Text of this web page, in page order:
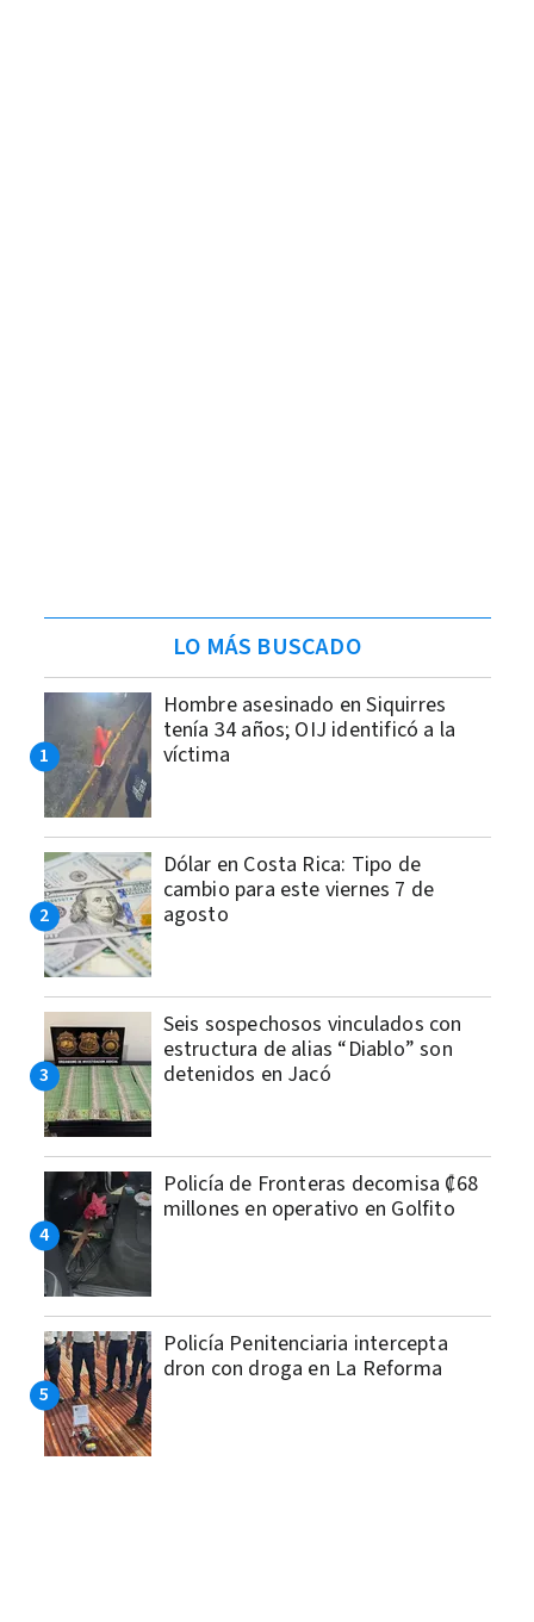
LO MÁS BUSCADO
Hombre asesinado en Siquirres
tenía 34 años; OIJ identificó a la
víctima
Dólar en Costa Rica: Tipo de
cambio para este viernes 7 de
agosto
Seis sospechosos vinculados con
estructura de alias “Diablo” son
detenidos en Jacó
Policía de Fronteras decomisa ₡68
millones en operativo en Golfito
Policía Penitenciaria intercepta
dron con droga en La Reforma